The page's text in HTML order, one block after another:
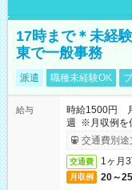
17時まで＊未経
東で一般事務
派遣 職種未経験OK
給与
時給1500円
週 ※月収例を
ービス利用可
交通費別途
交通費 1ヶ月
月収例 20～